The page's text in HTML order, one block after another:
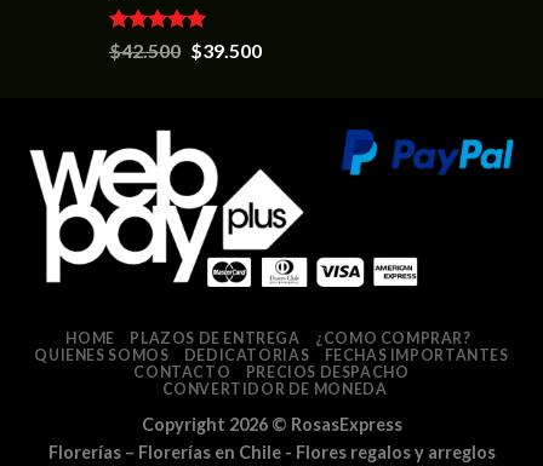
Valorado en
5.00
$42.500 $39.500
HOME PLAZOS DE ENTREGA
¿COMO COMPRAR?
QUIENES SOMOS
DEDICATORIAS
FECHAS IMPORTANTES
CONTACTO
PRECIOS DESPACHO
CONVERTIDOR DE MONEDA
Copyright 2026 © RosasExpress
Florerías – Florerías en Chile - Flores regalos y arreglos